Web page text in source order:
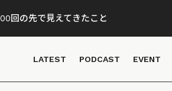
回の先で見えてきたこと
LATEST PODCAST EVENT